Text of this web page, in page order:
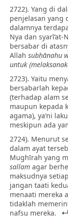
2722). Yang di
penjelasan yang
dalamnya
Nya dan
bersabar di
Allah subḥānahu
untuk
2723). Yaitu
bersabarlah
(terhadap alam
maupun kepada
agama), ya‘ni
meskipun ada
2724). Menurut
dalam ayat
Mughīrah yang
sallam agar
maksudnya
jangan taati
menaati mereka
tidaklah
nafsu mereka.